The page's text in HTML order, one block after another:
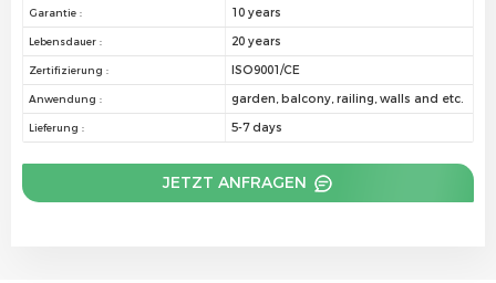
Garantie : 10 years
Lebensdauer : 20 years
Zertifizierung : ISO9001/CE
Anwendung : garden, balcony, railing, walls and etc.
Lieferung : 5-7 days
JETZT ANFRAGEN